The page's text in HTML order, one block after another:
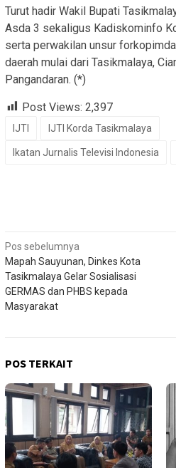
Turut hadir Wakil Bupati
Asda 3 sekaligus Kadiskominfo
serta perwakilan unsur
daerah mulai dari Tasikmalaya,
Pangandaran. (*)
Post Views: 2,397
IJTI IJTI Korda Tasikmalaya
Ikatan Jurnalis Televisi Indonesia
Navigasi
pos
Pos sebelumnya
Mapah Sauyunan, Dinkes Kota
Tasikmalaya Gelar Sosialisasi
GERMAS dan PHBS kepada
Masyarakat
POS TERKAIT